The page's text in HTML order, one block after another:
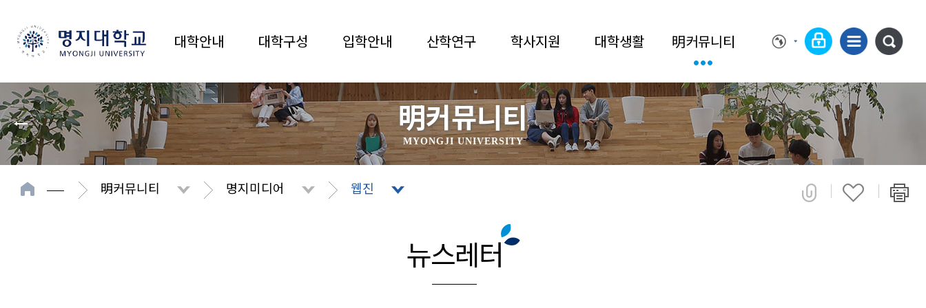
대학안내 대학구성 입학안내 산학연구 학사지원 대학생활 明커뮤니티
明커뮤니티
MYONGJI UNIVERSITY
明커뮤니티 명지미디어 웹진
뉴스레터